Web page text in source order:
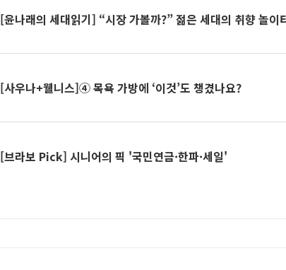
[윤나래의 세대읽기] “시장 가볼까?” 젊은 세대의 취향 놀이
[사우나+웰니스]④ 목욕 가방에 ‘이것’도 챙겼나요?
[브라보 Pick] 시니어의 픽 '국민연금·한파·세일'